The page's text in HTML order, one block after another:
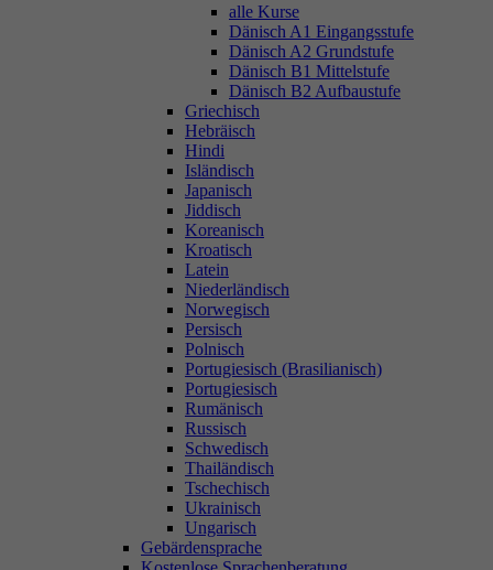
alle Kurse
Dänisch A1 Eingangsstufe
Dänisch A2 Grundstufe
Dänisch B1 Mittelstufe
Dänisch B2 Aufbaustufe
Griechisch
Hebräisch
Hindi
Isländisch
Japanisch
Jiddisch
Koreanisch
Kroatisch
Latein
Niederländisch
Norwegisch
Persisch
Polnisch
Portugiesisch (Brasilianisch)
Portugiesisch
Rumänisch
Russisch
Schwedisch
Thailändisch
Tschechisch
Ukrainisch
Ungarisch
Gebärdensprache